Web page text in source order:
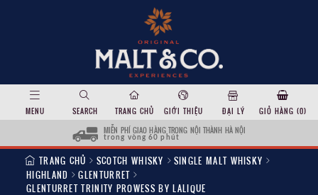
MENU SEARCH TRANG CHỦ GIỚI THIỆU ĐẠI LÝ GIỎ HÀNG (0)
MIỄN PHÍ GIAO HÀNG TRONG NỘI THÀNH HÀ NỘI
trong vòng 60 phút
TRANG CHỦ SCOTCH WHISKY
SINGLE MALT WHISKY
HIGHLAND
GLENTURRET
GLENTURRET TRINITY PROWESS BY LALIQUE